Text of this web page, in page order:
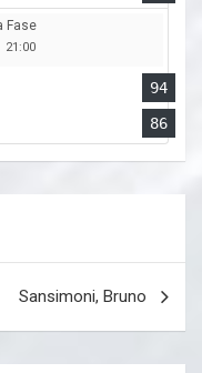
Fase
21:00
94
86
Sansimoni, Bruno